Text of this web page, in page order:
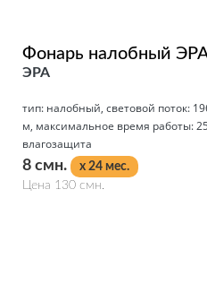
Фонарь налобный
ЭРА
тип: налобный, световой поток:
м, максимальное время работы:
влагозащита
8 смн.
x 24 мес.
Цена 130 смн.